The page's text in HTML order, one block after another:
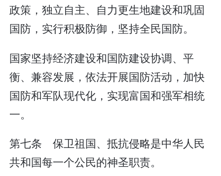
政策，独立自主、自力更生地建设和巩固
国防，实行积极防御，坚持全民国防。
国家坚持经济建设和国防建设协调、平
衡、兼容发展，依法开展国防活动，加快
国防和军队现代化，实现富国和强军相统
一。
第七条 保卫祖国、抵抗侵略是中华人民
共和国每一个公民的神圣职责。